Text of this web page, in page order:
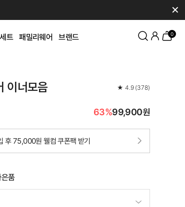
✕
세트 패밀리웨어 브랜드 0
이너모음 ★ 4.9 (378)
63%99,900원
후 75,000원 웰컴 쿠폰팩 받기
품